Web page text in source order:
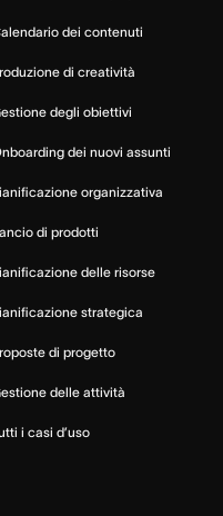
dei contenuti
di creatività
degli obiettivi
dei nuovi assunti
organizzativa
di prodotti
delle risorse
strategica
di progetto
delle attività
i casi d’uso